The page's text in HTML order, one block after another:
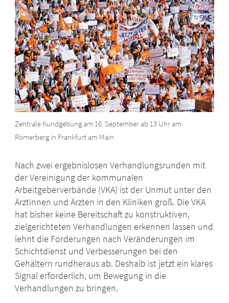
Zentrale Kundgebung am 16. September ab 13 Uhr am
Römerberg in Frankfurt am Main
Nach zwei ergebnislosen Verhandlungsrunden mit
der Vereinigung der kommunalen
Arbeitgeberverbände (VKA) ist der Unmut unter den
Ärztinnen und Ärzten in den Kliniken groß. Die VKA
hat bisher keine Bereitschaft zu konstruktiven,
zielgerichteten Verhandlungen erkennen lassen und
lehnt die Forderungen nach Veränderungen im
Schichtdienst und Verbesserungen bei den
Gehältern rundheraus ab. Deshalb ist jetzt ein klares
Signal erforderlich, um Bewegung in die
Verhandlungen zu bringen.